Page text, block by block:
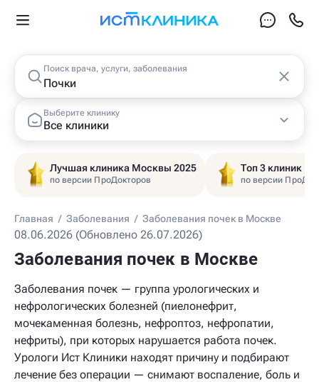
Поиск врача, услуги, заболевания
Выберите клинику
Все клиники
Лучшая клиника Москвы 2025
по версии ПроДокторов
Топ 3 клиник
по версии
Главная / Заболевания / Заболевания почек в Москве
08.06.2026 (Обновлено 26.07.2026)
Заболевания почек в Москве
Заболевания почек — группа урологических и
нефрологических болезней (пиелонефрит,
мочекаменная болезнь, нефроптоз, нефропатии,
нефриты), при которых нарушается работа почек.
Урологи Ист Клиники находят причину и подбирают
лечение без операции — снимают воспаление, боль и